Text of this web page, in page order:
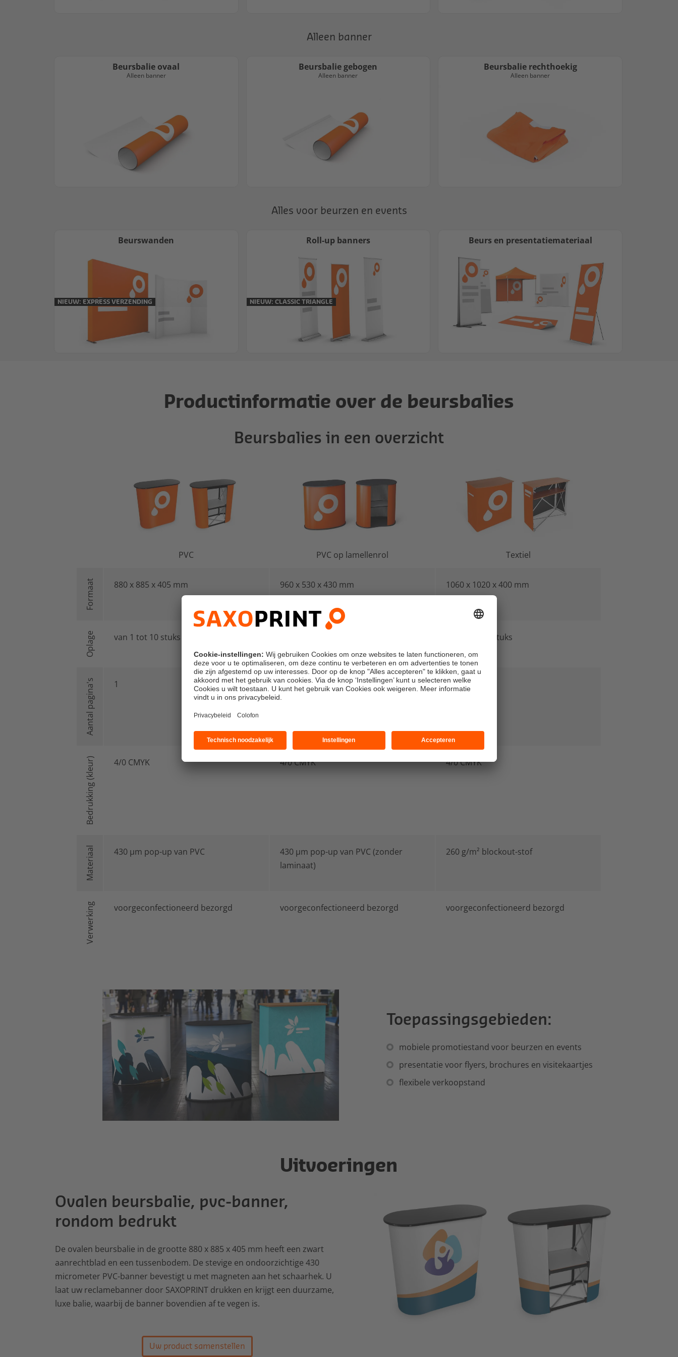
Alleen banner
Beursbalie ovaal
Alleen banner
Beursbalie gebogen
Alleen banner
Beursbalie rechthoekig
Alleen banner
Alles voor beurzen en events
Beurswanden
NIEUW: EXPRESS VERZENDING
Roll-up banners
NIEUW: CLASSIC TRIANGLE
Beurs en presentatiemateriaal
Productinformatie over de beursbalies
Beursbalies in een overzicht
Formaat
Oplage
Aantal pagina's
Bedrukking (kleur)
Materiaal
Verwerking
PVC
880 x 885 x 405 mm
van 1 tot 10 stuks
1
4/0 CMYK
430 μm pop-up van PVC
voorgeconfectioneerd bezorgd
PVC op lamellenrol
960 x 530 x 430 mm
1
4/0 CMYK
430 μm pop-up van PVC (zonder
laminaat)
voorgeconfectioneerd bezorgd
Textiel
1060 x 1020 x 400 mm
van 1 tot 10 stuks
1
4/0 CMYK
260 g/m² blockout-stof
voorgeconfectioneerd bezorgd
Toepassingsgebieden:
mobiele promotiestand voor beurzen en events
presentatie voor flyers, brochures en visitekaartjes
flexibele verkoopstand
Uitvoeringen
Ovalen beursbalie, pvc-banner,
rondom bedrukt
De ovalen beursbalie in de grootte 880 x 885 x 405 mm heeft een zwart
aanrechtblad en een tussenbodem. De stevige en ondoorzichtige 430
micrometer PVC-banner bevestigt u met magneten aan het schaarhek. U
laat uw reclamebanner door SAXOPRINT drukken en krijgt een duurzame,
luxe balie, waarbij de banner bovendien af te vegen is.
Uw product samenstellen